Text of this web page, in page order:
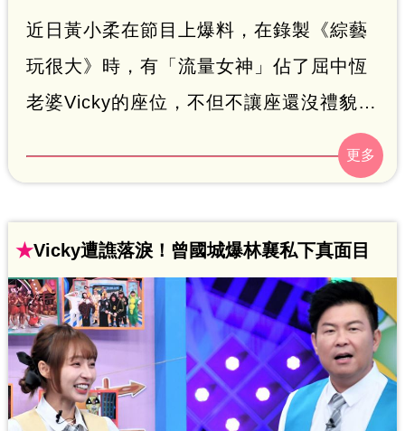
近日黃小柔在節目上爆料，在錄製《綜藝
玩很大》時，有「流量女神」佔了屈中恆
老婆Vicky的座位，不但不讓座還沒禮貌，
掀起熱議，後黃小柔發文點名就是林襄，
引起軒然大波。後續林襄經紀公司發聲表
錯位子或需要更換座位的需求。」而主持
人吳宗憲、沈玉琳、曾國城也發聲幫林襄
緩頰，而林襄本人並未出面回應。對此，
命理師沈嶸透過塔羅牌分析3人的想法。
★Vicky遭譙落淚！曾國城爆林襄私下真面目